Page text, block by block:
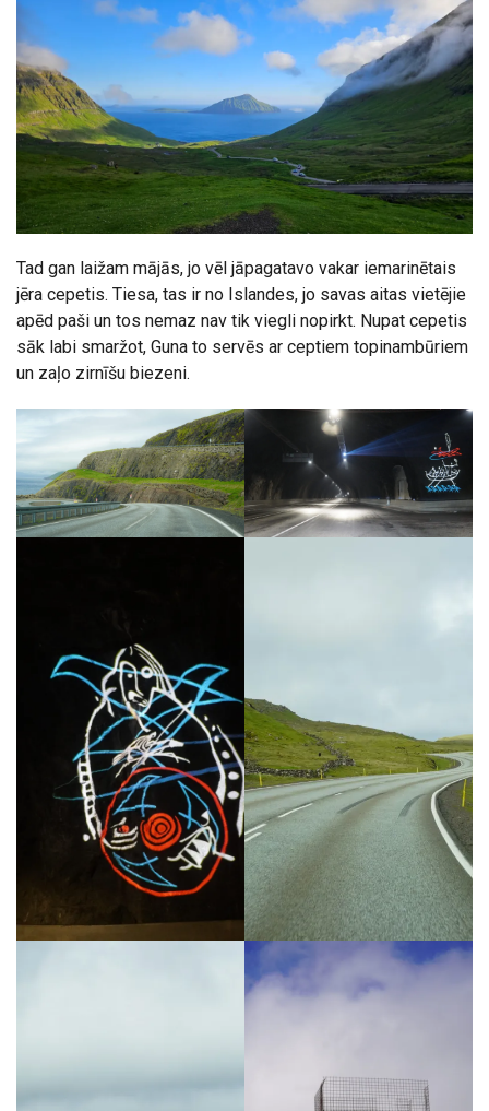
Tad gan laižam mājās, jo vēl jāpagatavo vakar iemarinētais
jēra cepetis. Tiesa, tas ir no Islandes, jo savas aitas vietējie
apēd paši un tos nemaz nav tik viegli nopirkt. Nupat cepetis
sāk labi smaržot, Guna to servēs ar ceptiem topinambūriem
un zaļo zirnīšu biezeni.